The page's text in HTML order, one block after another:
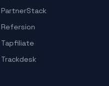
PartnerStack
Refersion
Tapfiliate
Trackdesk